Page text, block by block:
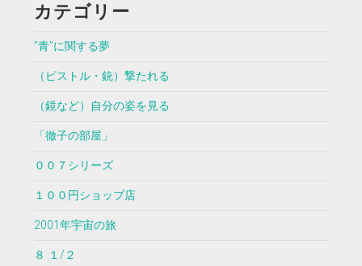
カテゴリー
”青”に関する夢
（ピストル・銃）撃たれる
（鏡など）自分の姿を見る
「徹子の部屋」
００７シリーズ
１００円ショップ店
2001年宇宙の旅
８ １/２